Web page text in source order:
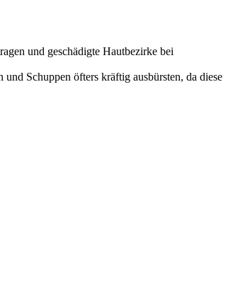
und geschädigte Hautbezirke bei
Schuppen öfters kräftig ausbürsten, da diese